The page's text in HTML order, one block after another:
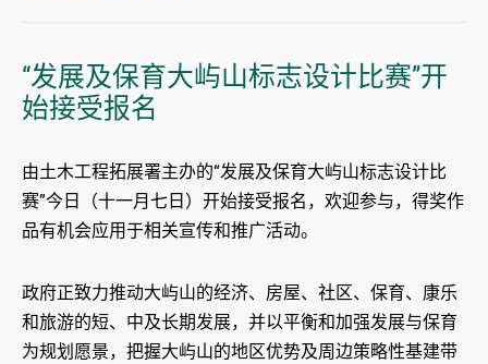
“发展及保育大屿山标志设计比赛”开
始接受报名
由土木工程拓展署主办的“发展及保育大屿山标志设计比
赛”今日（十一月七日）开始接受报名，欢迎参与，得奖作
品有机会应用于相关宣传和推广活动。
政府正致力推动大屿山的经济、房屋、社区、保育、康乐
和旅游的短、中及长期发展，并以平衡和加强发展与保育
为规划愿景，把握大屿山的地区优势及周边策略性基建带